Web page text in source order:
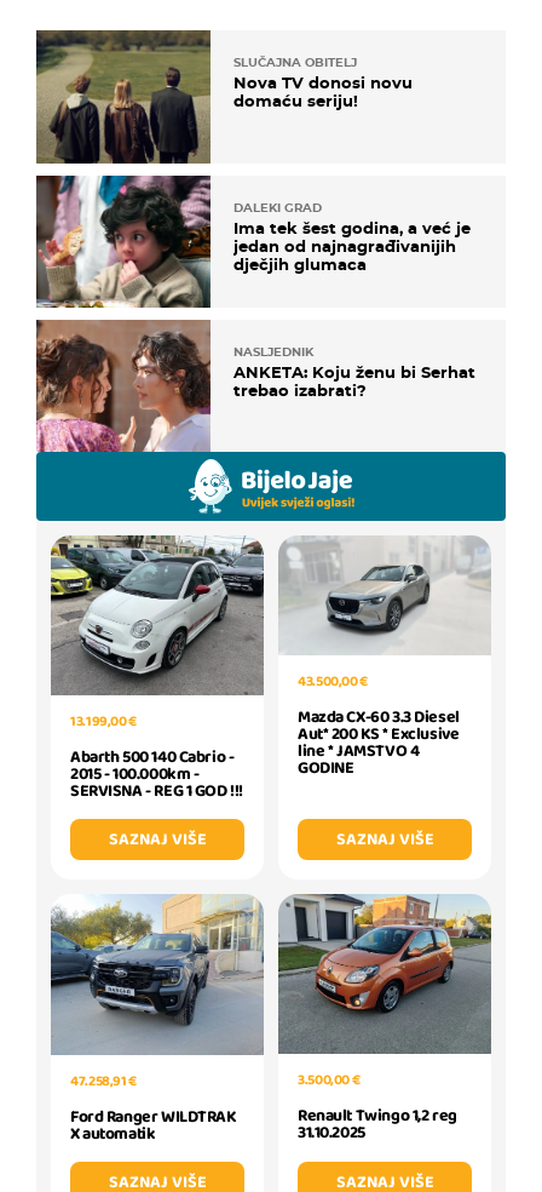
SLUČAJNA OBITELJ
Nova TV donosi novu
domaću seriju!
DALEKI GRAD
Ima tek šest godina, a već je
jedan od najnagrađivanijih
dječjih glumaca
NASLJEDNIK
ANKETA: Koju ženu bi Serhat
trebao izabrati?
13.199,00 €
Abarth 500 140 Cabrio -
2015 - 100.000km -
SERVISNA - REG 1 GOD !!!
SAZNAJ VIŠE
43.500,00 €
Mazda CX-60 3.3 Diesel
Aut* 200 KS * Exclusive
line * JAMSTVO 4
GODINE
SAZNAJ VIŠE
47.258,91 €
Ford Ranger WILDTRAK
X automatik
SAZNAJ VIŠE
3.500,00 €
Renault Twingo 1,2 reg
31.10.2025
SAZNAJ VIŠE